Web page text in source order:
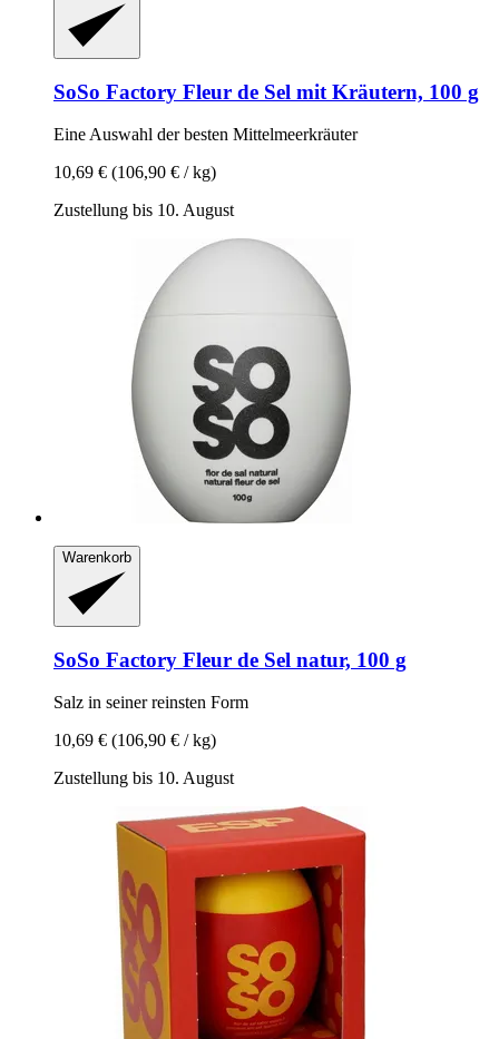
SoSo Factory Fleur de Sel mit Kräutern, 100 g
Eine Auswahl der besten Mittelmeerkräuter
10,69 € (106,90 € / kg)
Zustellung bis 10. August
Warenkorb
SoSo Factory Fleur de Sel natur, 100 g
Salz in seiner reinsten Form
10,69 € (106,90 € / kg)
Zustellung bis 10. August